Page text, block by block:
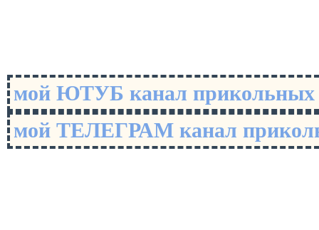
мой ЮТУБ канал
мой ТЕЛЕГРАМ канал